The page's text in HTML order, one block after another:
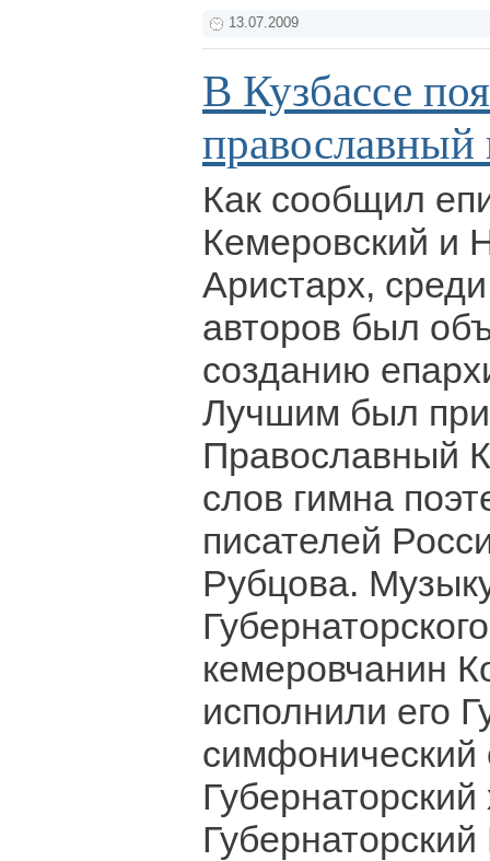
13.07.2009
В Кузбассе
православный
Как сообщил
Кемеровский и
Аристарх, среди
авторов был
созданию
Лучшим был
Православный
слов гимна
писателей
Рубцова.
кемеровчанин
исполнили его
симфонический